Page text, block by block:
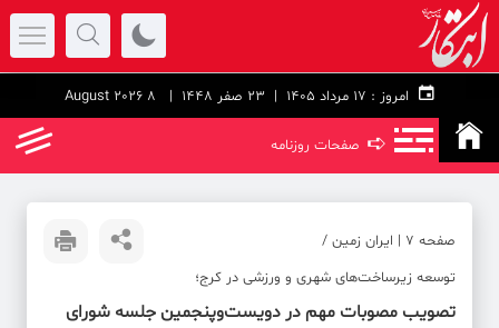
امروز : 23 صفر 1448 | 8 August 2026
➪ صفحات روزنامه
صفحه ۷ | ایران زمین /
توسعه زیرساخت‌های شهری و ورزشی در کرج؛
تصویب مصوبات مهم در دویست‌وپنجمین جلسه شورای